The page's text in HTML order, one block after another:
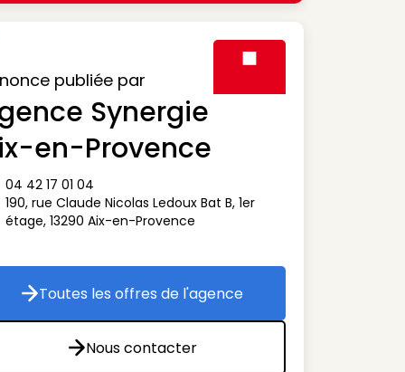
publiée par
Synergie
en-Provence
téléphone
04 42 17 01 04
adresse
190, rue Claude Nicolas Ledoux Bat B, 1er
étage, 13290 Aix-en-Provence
Toutes les offres de l'agence
Toutes les offres de l'agence
Nous contacter
Nous contacter